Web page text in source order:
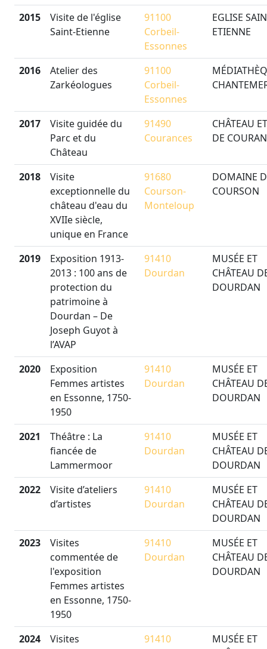
2015
Visite de l'église
Saint-Etienne
91100
Corbeil-
Essonnes
EGLISE
ETIENNE
2016
Atelier des
Zarkéologues
91100
Corbeil-
Essonnes
2017
Visite guidée du
Parc et du
Château
91490
Courances
CHÂTEAU
DE
2018
Visite
exceptionnelle du
château d'eau du
XVIIe siècle,
unique en France
91680
Courson-
Monteloup
DOMAINE
COURSON
2019
Exposition 1913-
2013 : 100 ans de
protection du
patrimoine à
Dourdan – De
Joseph Guyot à
l’AVAP
91410
Dourdan
MUSÉE ET
CHÂTEAU
DOURDAN
2020
Exposition
Femmes artistes
en Essonne, 1750-
1950
91410
Dourdan
MUSÉE ET
CHÂTEAU
DOURDAN
2021
Théâtre : La
fiancée de
Lammermoor
91410
Dourdan
MUSÉE ET
CHÂTEAU
DOURDAN
2022
Visite d’ateliers
d’artistes
91410
Dourdan
MUSÉE ET
CHÂTEAU
DOURDAN
2023
Visites
commentée de
l'exposition
Femmes artistes
en Essonne, 1750-
1950
91410
Dourdan
MUSÉE ET
CHÂTEAU
DOURDAN
2024
Visites
91410
MUSÉE ET